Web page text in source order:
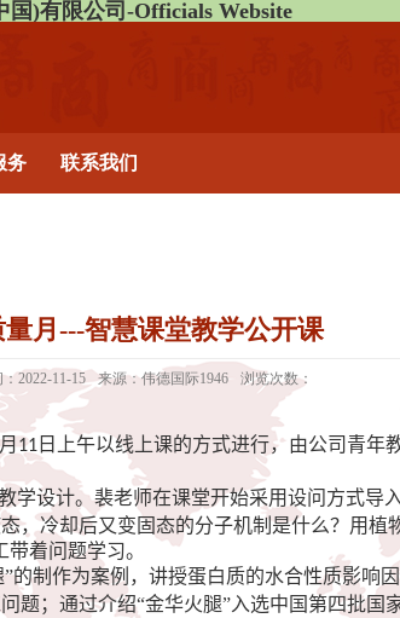
国)有限公司-Officials Website
务 联系我们
月---智慧课堂教学公开课
2022-11-15 来源：伟德国际1946 浏览次数：
月11 日上午以线上课的方式进行，由公司青年
学设计。裴老师在课堂开始采用设问方式导
，冷却后又变固态的分子机制是什么？用植
着问题学习。
的制作为案例，讲授蛋白质的水合性质影响
；通过介绍“金华火腿”入选中国第四批国